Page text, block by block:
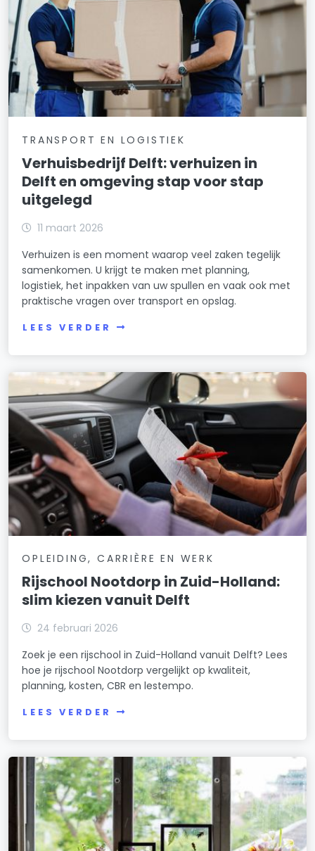
TRANSPORT EN LOGISTIEK
Verhuisbedrijf Delft: verhuizen in
Delft en omgeving stap voor stap
uitgelegd
11 maart 2026
Verhuizen is een moment waarop veel zaken tegelijk
samenkomen. U krijgt te maken met planning,
logistiek, het inpakken van uw spullen en vaak ook met
praktische vragen over transport en opslag.
LEES VERDER
OPLEIDING, CARRIÈRE EN WERK
Rijschool Nootdorp in Zuid-Holland:
slim kiezen vanuit Delft
24 februari 2026
Zoek je een rijschool in Zuid-Holland vanuit Delft? Lees
hoe je rijschool Nootdorp vergelijkt op kwaliteit,
planning, kosten, CBR en lestempo.
LEES VERDER